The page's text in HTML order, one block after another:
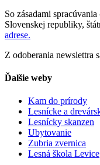
So zásadami
Slovenskej republiky,
adrese.
Z odoberania newslettra
Ďalšie weby
Kam do prírody
Lesnícke a
Lesnícky skanzen
Ubytovanie
Zubria zvernica
Lesná škola Levice